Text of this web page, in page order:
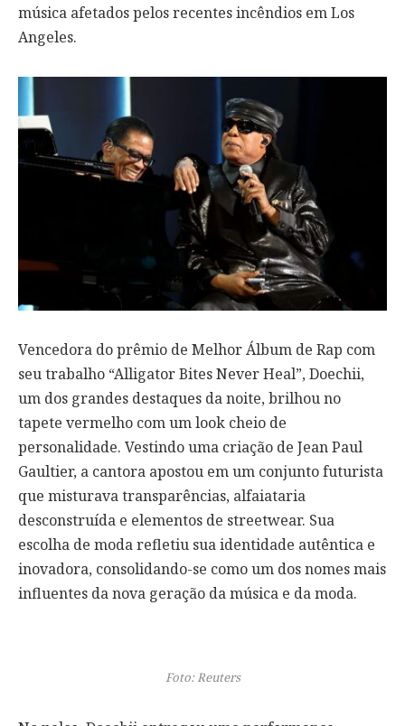
música afetados pelos recentes incêndios em Los
Angeles.
Vencedora do prêmio de Melhor Álbum de Rap com
seu trabalho “Alligator Bites Never Heal”, Doechii,
um dos grandes destaques da noite, brilhou no
tapete vermelho com um look cheio de
personalidade. Vestindo uma criação de Jean Paul
Gaultier, a cantora apostou em um conjunto futurista
que misturava transparências, alfaiataria
desconstruída e elementos de streetwear. Sua
escolha de moda refletiu sua identidade autêntica e
inovadora, consolidando-se como um dos nomes mais
influentes da nova geração da música e da moda.
Foto: Reuters